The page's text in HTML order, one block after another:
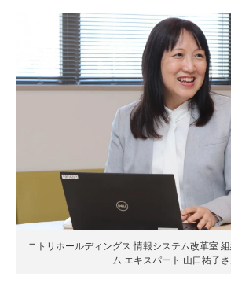
ニトリホールディングス 情報システム改革室
ム エキスパート 山口祐子